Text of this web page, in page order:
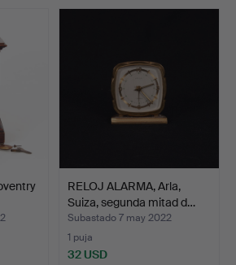
RELOJ ALARMA, Arla,
Suiza, segunda mitad d…
Subastado 7 may 2022
1 puja
32 USD